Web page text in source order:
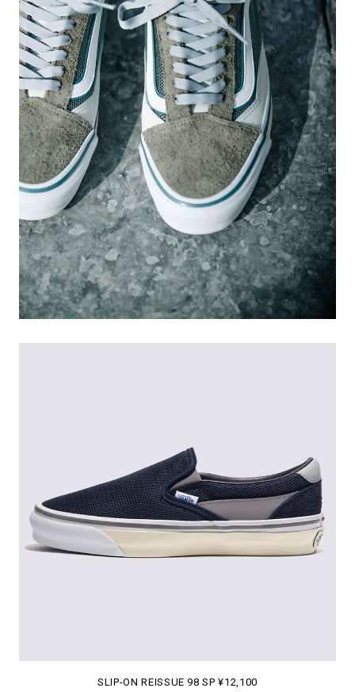
SLIP-ON REISSUE 98 SP ¥12,100